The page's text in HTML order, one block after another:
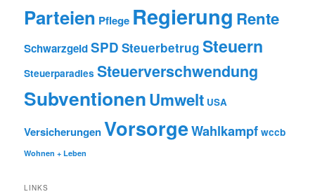
Parteien Pflege Regierung Rente
SchwarzgeldSPD Steuerbetrug Steuern
Steuerparadies Steuerverschwendung
SubventionenUmwelt USA
VersicherungenVorsorgeWahlkampf wccb
Wohnen + Leben
LINKS